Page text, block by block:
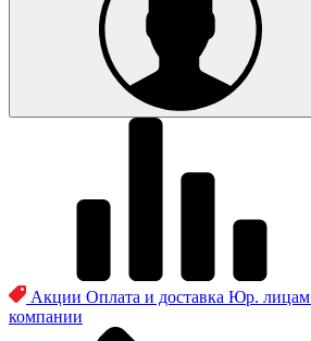
Акции Оплата и доставка Юр. лицам
компании